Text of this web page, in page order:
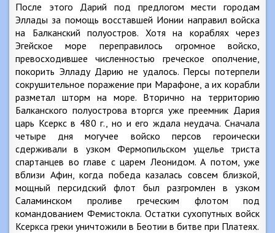
После этого Дарий под предлогом мести городам
Эллады за помощь восставшей Ионии направил войска
на Балканский полуостров. Хотя на кораблях через
Эгейское море переправилось огромное войско,
превосходившее численностью греческое ополчение,
покорить Элладу Дарию не удалось. Персы потерпели
сокрушительное поражение при Марафоне, а их корабли
разметал шторм на море. Вторично на территорию
Балканского полуострова вторгся уже преемник Дария
царь Ксеркс в 480 г., но и его ждала неудача. Сначала
четыре дня могучее войско персов героически
сдерживали в узком Фермопильском ущелье триста
спартанцев во главе с царем Леонидом. А потом, уже
вблизи Афин, когда победа казалась совсем близкой,
мощный персидский флот был разгромлен в узком
Саламинском проливе греческим флотом под
командованием Фемистокла. Остатки сухопутных войск
Ксеркса греки уничтожили в Беотии в битве при Платеях.